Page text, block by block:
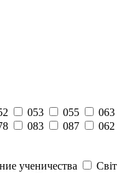
053 055
063
083 087
062
ученичества
Світ